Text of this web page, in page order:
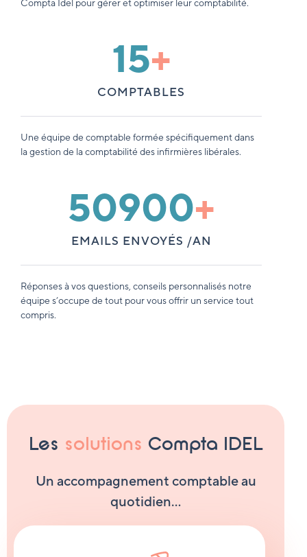
Compta Idel pour gérer et optimiser leur comptabilité.
COMPTABLES
15+
Une équipe de comptable formée spécifiquement dans
la gestion de la comptabilité des infirmières libérales.
EMAILS ENVOYÉS /AN
50900+
Réponses à vos questions, conseils personnalisés notre
équipe s’occupe de tout pour vous offrir un service tout
compris.
Les solutions Compta IDEL
Un accompagnement comptable au
quotidien…